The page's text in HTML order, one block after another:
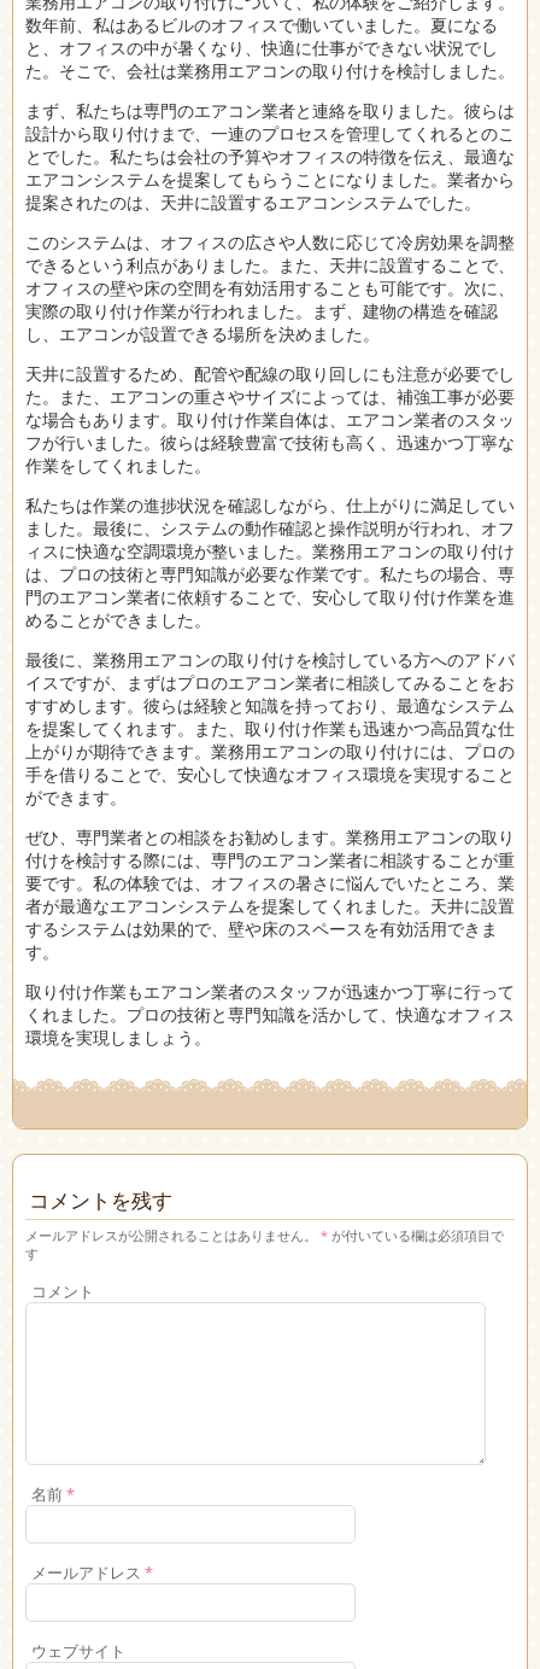
数年前、私はあるビルのオフィスで働いていました。夏になる
と、オフィスの中が暑くなり、快適に仕事ができない状況でし
た。そこで、会社は業務用エアコンの取り付けを検討しました。
まず、私たちは専門のエアコン業者と連絡を取りました。彼らは
設計から取り付けまで、一連のプロセスを管理してくれるとのこ
とでした。私たちは会社の予算やオフィスの特徴を伝え、最適な
エアコンシステムを提案してもらうことになりました。業者から
提案されたのは、天井に設置するエアコンシステムでした。
このシステムは、オフィスの広さや人数に応じて冷房効果を調整
できるという利点がありました。また、天井に設置することで、
オフィスの壁や床の空間を有効活用することも可能です。次に、
実際の取り付け作業が行われました。まず、建物の構造を確認
し、エアコンが設置できる場所を決めました。
天井に設置するため、配管や配線の取り回しにも注意が必要でし
た。また、エアコンの重さやサイズによっては、補強工事が必要
な場合もあります。取り付け作業自体は、エアコン業者のスタッ
フが行いました。彼らは経験豊富で技術も高く、迅速かつ丁寧な
作業をしてくれました。
私たちは作業の進捗状況を確認しながら、仕上がりに満足してい
ました。最後に、システムの動作確認と操作説明が行われ、オフ
ィスに快適な空調環境が整いました。業務用エアコンの取り付け
は、プロの技術と専門知識が必要な作業です。私たちの場合、専
門のエアコン業者に依頼することで、安心して取り付け作業を進
めることができました。
最後に、業務用エアコンの取り付けを検討している方へのアドバ
イスですが、まずはプロのエアコン業者に相談してみることをお
すすめします。彼らは経験と知識を持っており、最適なシステム
を提案してくれます。また、取り付け作業も迅速かつ高品質な仕
上がりが期待できます。業務用エアコンの取り付けには、プロの
手を借りることで、安心して快適なオフィス環境を実現すること
ができます。
ぜひ、専門業者との相談をお勧めします。業務用エアコンの取り
付けを検討する際には、専門のエアコン業者に相談することが重
要です。私の体験では、オフィスの暑さに悩んでいたところ、業
者が最適なエアコンシステムを提案してくれました。天井に設置
するシステムは効果的で、壁や床のスペースを有効活用できま
す。
取り付け作業もエアコン業者のスタッフが迅速かつ丁寧に行って
くれました。プロの技術と専門知識を活かして、快適なオフィス
環境を実現しましょう。
コメントを残す
メールアドレスが公開されることはありません。 * が付いている欄は必須項目で
す
コメント
名前*
メールアドレス *
ウェブサイト